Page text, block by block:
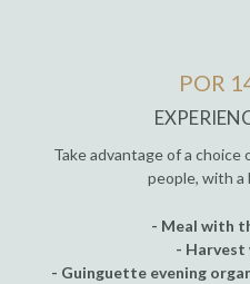
POR
Take advantage of a
people, with
- Meal with
- Harvest
- Guinguette evening